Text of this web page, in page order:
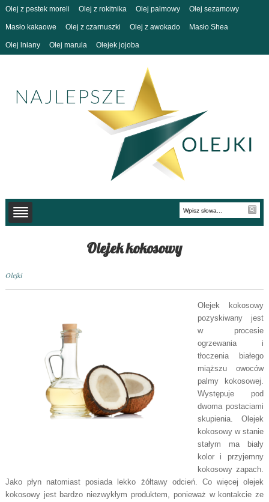
Olej z pestek moreli Olej z rokitnika Olej palmowy Olej sezamowy
Masło kakaowe Olej z czarnuszki Olej z awokado Masło Shea
Olej lniany Olej marula Olejek jojoba
Olejek kokosowy
Olejki
Olejek kokosowy
pozyskiwany jest
w procesie
ogrzewania i
tłoczenia białego
miąższu owoców
palmy kokosowej.
Występuje pod
dwoma postaciami
skupienia. Olejek
kokosowy w stanie
stałym ma biały
kolor i przyjemny
kokosowy zapach.
Jako płyn natomiast posiada lekko żółtawy odcień. Co więcej olejek
kokosowy jest bardzo niezwykłym produktem, ponieważ w kontakcie ze